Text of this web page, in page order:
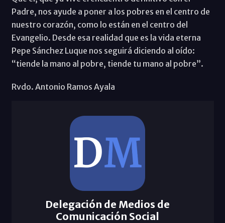
Padre, nos ayude a poner a los pobres en el centro de
nuestro corazón, como lo están en el centro del
Evangelio. Desde esa realidad que es la vida eterna
Pepe Sánchez Luque nos seguirá diciendo al oído:
“tiende la mano al pobre, tiende tu mano al pobre”.
Rvdo. Antonio Ramos Ayala
Delegación de Medios de
Comunicación Social